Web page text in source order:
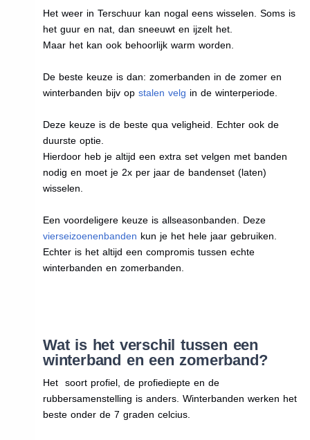
Het weer in Terschuur kan nogal eens wisselen. Soms is
het guur en nat, dan sneeuwt en ijzelt het.
Maar het kan ook behoorlijk warm worden.
De beste keuze is dan: zomerbanden in de zomer en
winterbanden bijv op stalen velg in de winterperiode.
Deze keuze is de beste qua veligheid. Echter ook de
duurste optie.
Hierdoor heb je altijd een extra set velgen met banden
nodig en moet je 2x per jaar de bandenset (laten)
wisselen.
Een voordeligere keuze is allseasonbanden. Deze
vierseizoenenbanden kun je het hele jaar gebruiken.
Echter is het altijd een compromis tussen echte
winterbanden en zomerbanden.
Wat is het verschil tussen een
winterband en een zomerband?
Het soort profiel, de profiediepte en de
rubbersamenstelling is anders. Winterbanden werken het
beste onder de 7 graden celcius.